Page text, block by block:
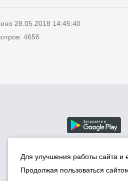
28.05.2018 14:45:40
4656
Для улучшения работы сайта и
Продолжая пользоваться